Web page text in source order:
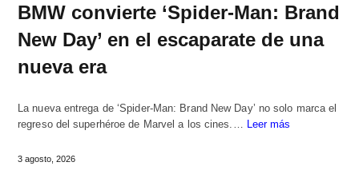
BMW convierte ‘Spider-Man: Brand
New Day’ en el escaparate de una
nueva era
La nueva entrega de ‘Spider-Man: Brand New Day’ no solo marca el
regreso del superhéroe de Marvel a los cines.… Leer más
3 agosto, 2026